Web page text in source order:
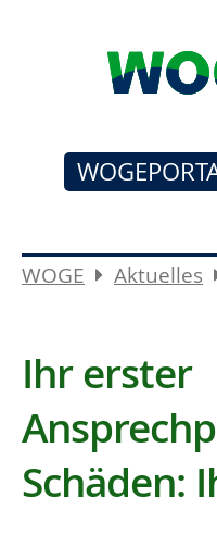
WOGE Aktuelles
Ihr erster
Schäden: